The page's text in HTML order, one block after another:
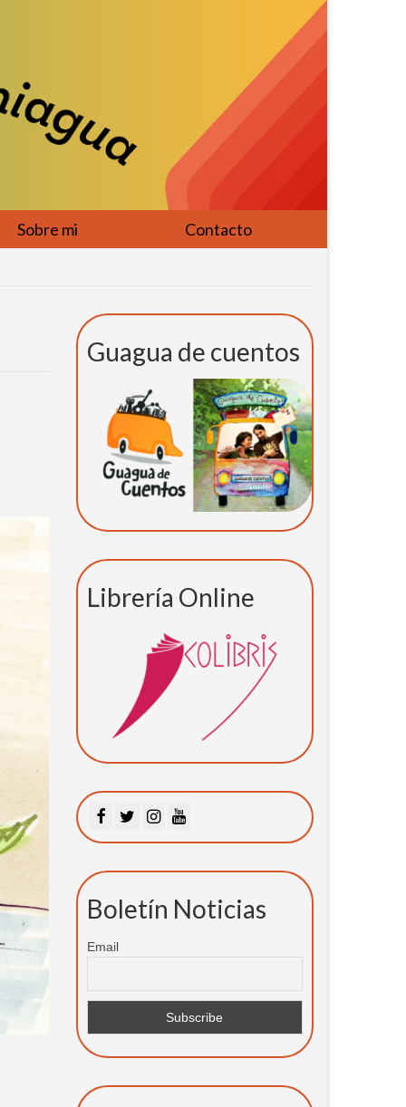
Sobre mi Contacto
Guagua de cuentos
Librería Online
Boletín Noticias
Email